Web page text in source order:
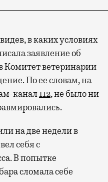
в каких условиях
заявление об
Комитет ветеринарии
По ее словам, на
канал112, не было ни
на две недели в
себя с
В попытке
сломала себе